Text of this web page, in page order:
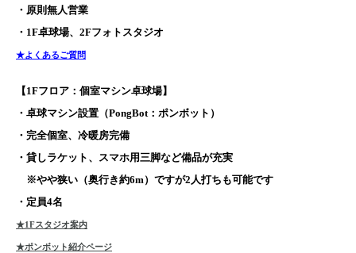
・原則無人営業
・1F卓球場、2Fフォトスタジオ
★よくあるご質問
【1Fフロア：個室マシン卓球場】
・卓球マシン設置（PongBot：ポンボット）
・完全個室、冷暖房完備
・貸しラケット、スマホ用三脚など備品が充実
※やや狭い（奥行き約6m）ですが2人打ちも可能です
・定員4名
★1Fスタジオ案内
★ポンボット紹介ページ